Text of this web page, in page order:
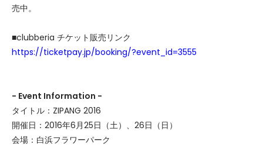
売中。
■clubberia チケット販売リンク
https://ticketpay.jp/booking/?event_id=3555
- Event Information -
タイトル：ZIPANG 2016
開催日：2016年6月25日（土）、26日（日）
会場：白浜フラワーパーク